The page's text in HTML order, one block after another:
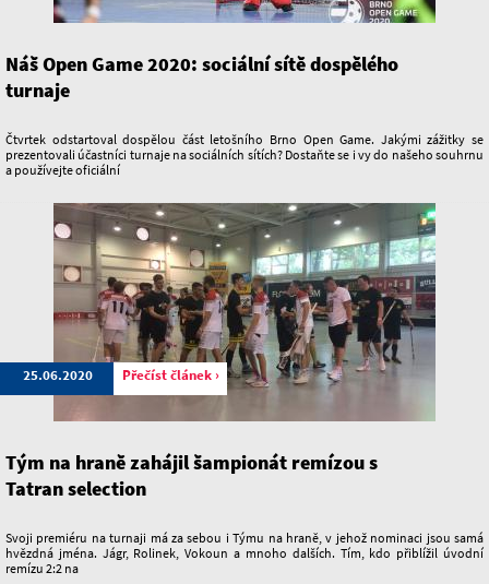
Náš Open Game 2020: sociální sítě dospělého
turnaje
Čtvrtek odstartoval dospělou část letošního Brno Open Game. Jakými zážitky se
prezentovali účastníci turnaje na sociálních sítích? Dostaňte se i vy do našeho souhrnu
a používejte oficiální
25.06.2020 Přečíst článek ›
Tým na hraně zahájil šampionát remízou s
Tatran selection
Svoji premiéru na turnaji má za sebou i Týmu na hraně, v jehož nominaci jsou samá
hvězdná jména. Jágr, Rolinek, Vokoun a mnoho dalších. Tím, kdo přiblížil úvodní
remízu 2:2 na